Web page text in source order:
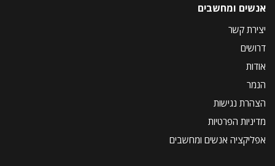
אנשים ומחשבים
יצירת קשר
דרושים
אודות
הנמר
הצהרת נגישות
מדיניות הפרטיות
אפליקציה אנשים ומחשבים